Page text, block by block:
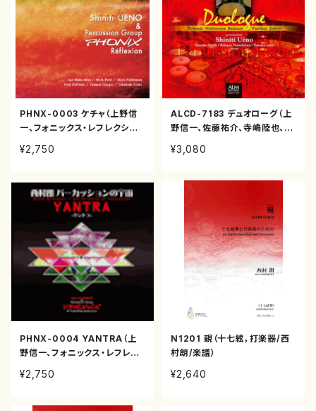
PHNX-0003 ケチャ（上野信
一、フォニックス・レフレクショ
D）
¥2,750
ALCD-7183 デュオローグ（上
野信一、佐藤祐介、寺嶋陸也、石
¥3,080
PHNX-0004 YANTRA（上
野信一、フォニックス・レフレク
¥2,750
N1201 覡（十七絃，打楽器/西
村朗/楽譜）
¥2,640